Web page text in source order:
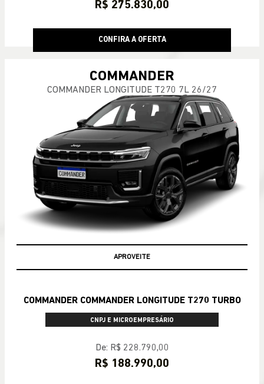
R$ 275.830,00
CONFIRA A OFERTA
COMMANDER
COMMANDER LONGITUDE T270 7L 26/27
APROVEITE
COMMANDER COMMANDER LONGITUDE T270 TURBO
CNPJ E MICROEMPRESÁRIO
De: R$ 228.790,00
R$ 188.990,00